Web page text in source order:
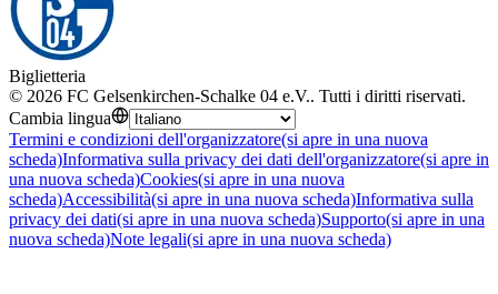
Biglietteria
© 2026 FC Gelsenkirchen-Schalke 04 e.V.. Tutti i diritti riservati.
Cambia lingua
Termini e condizioni dell'organizzatore(si apre in una nuova
scheda)Informativa sulla privacy dei dati dell'organizzatore(si apre in
una nuova scheda)Cookies(si apre in una nuova
scheda)Accessibilità(si apre in una nuova scheda)Informativa sulla
privacy dei dati(si apre in una nuova scheda)Supporto(si apre in una
nuova scheda)Note legali(si apre in una nuova scheda)